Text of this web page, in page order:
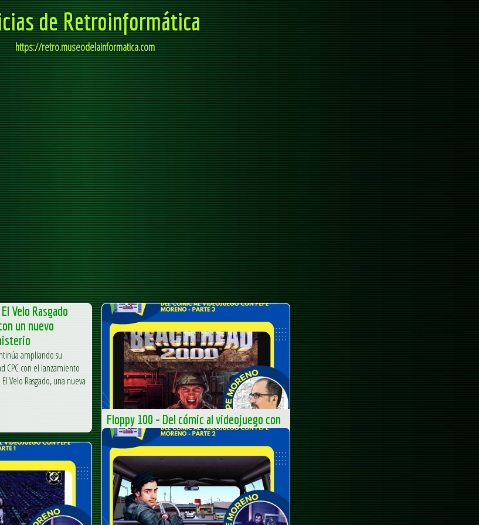
de Retroinformática
https://retro.museodelainformatica.com
Velo Rasgado
un nuevo
ampliando su
CPC con el lanzamiento
Velo Rasgado, una nueva
Floppy 100 – Del cómic al videojuego con
Pepe Moreno – parte 3
Floppy 100 – Del cómic al videojuego con Pepe Moreno
– parte 3 Última parte... La entrada Floppy 100 – Del
cómic al videojuego con Pepe Moreno – parte...
MS-DOS Club